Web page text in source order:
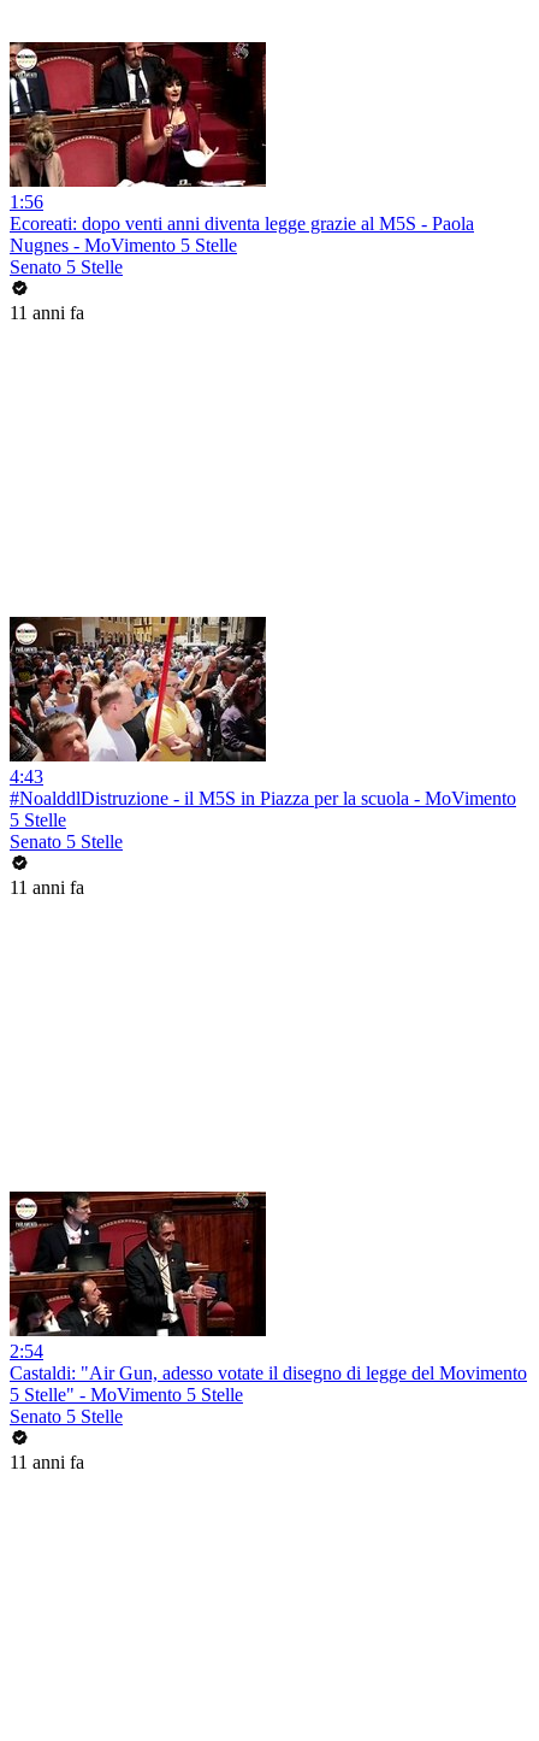
1:56
Ecoreati: dopo venti anni diventa legge grazie al M5S - Paola
Nugnes - MoVimento 5 Stelle
Senato 5 Stelle
11 anni fa
4:43
#NoalddlDistruzione - il M5S in Piazza per la scuola - MoVimento
5 Stelle
Senato 5 Stelle
11 anni fa
2:54
Castaldi: "Air Gun, adesso votate il disegno di legge del Movimento
5 Stelle" - MoVimento 5 Stelle
Senato 5 Stelle
11 anni fa